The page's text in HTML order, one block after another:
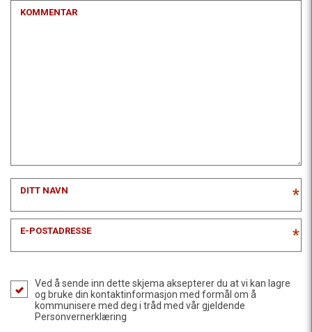
KOMMENTAR
DITT NAVN *
E-POSTADRESSE *
Ved å sende inn dette skjema aksepterer du at vi kan lagre
og bruke din kontaktinformasjon med formål om å
kommunisere med deg i tråd med vår gjeldende
Personvernerklæring